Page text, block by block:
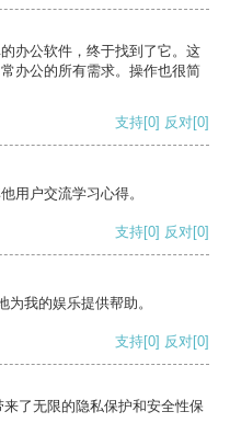
办公软件，终于找到了它。这
办公的所有需求。操作也很简
支持[0] 反对[0]
用户交流学习心得。
支持[0] 反对[0]
我的娱乐提供帮助。
支持[0] 反对[0]
了无限的隐私保护和安全性保